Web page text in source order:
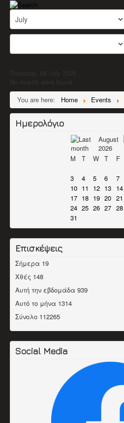
You are here:
Home Events
Ημερολόγιο
August
2026
M
T W T F
3
4 5 6 7
10 11 12 13 14
17 18 19 20 21
24 25 26 27 28
31
Επισκέψεις
Σήμερα 19
Χθές 148
Αυτή την εβδομάδα 939
Αυτό το μήνα 1314
Σύνολο 112265
Social Media